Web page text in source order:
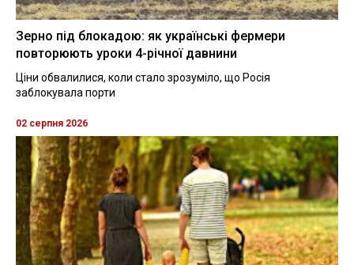
Зерно під блокадою: як українські фермери
повторюють уроки 4-річної давнини
Ціни обвалилися, коли стало зрозуміло, що Росія
заблокувала порти
02 серпня 2026